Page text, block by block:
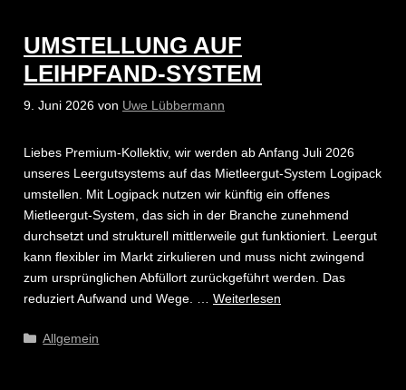
UMSTELLUNG AUF
LEIHPFAND-SYSTEM
9. Juni 2026 von Uwe Lübbermann
Liebes Premium-Kollektiv, wir werden ab Anfang Juli 2026
unseres Leergutsystems auf das Mietleergut-System Logipack
umstellen. Mit Logipack nutzen wir künftig ein offenes
Mietleergut-System, das sich in der Branche zunehmend
durchsetzt und strukturell mittlerweile gut funktioniert. Leergut
kann flexibler im Markt zirkulieren und muss nicht zwingend
zum ursprünglichen Abfüllort zurückgeführt werden. Das
reduziert Aufwand und Wege. … Weiterlesen
Kategorien
Allgemein